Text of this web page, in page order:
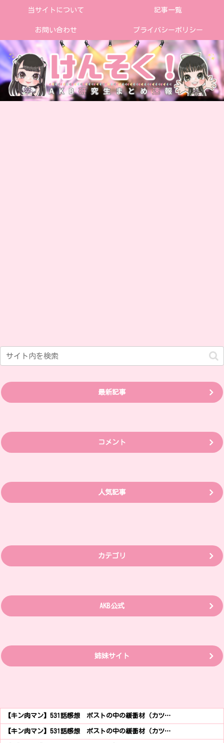
当サイトについて 記事一覧
お問い合わせ プライバシーポリシー
最新記事
コメント
人気記事
カテゴリ
AKB公式
姉妹サイト
【キン肉マン】531話感想 ポストの中の緩衝材（カツ…
【キン肉マン】531話感想 ポストの中の緩衝材（カツ…